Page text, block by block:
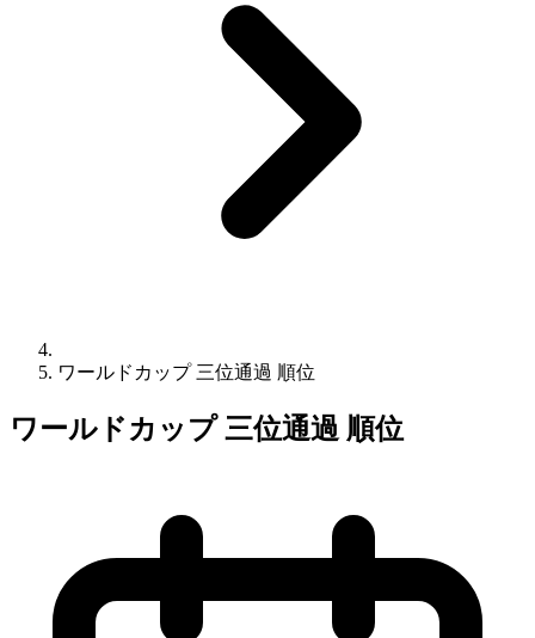
ワールドカップ 三位通過 順位
ワールドカップ 三位通過 順位